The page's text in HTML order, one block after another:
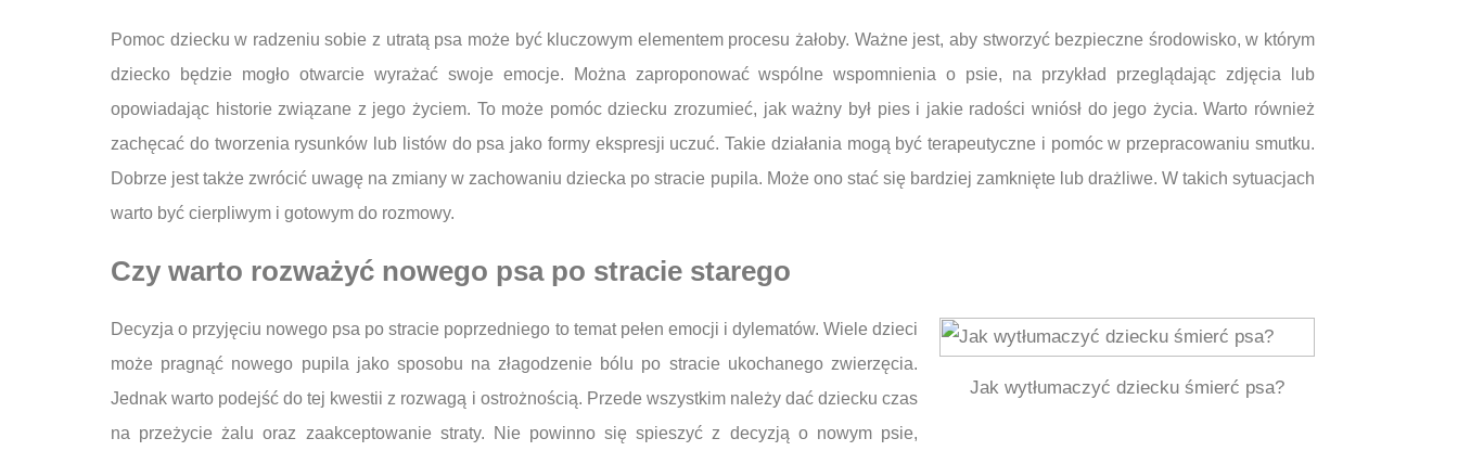
Pomoc dziecku w radzeniu sobie z utratą psa może być kluczowym elementem procesu żałoby. Ważne jest, aby stworzyć bezpieczne środowisko, w którym
dziecko będzie mogło otwarcie wyrażać swoje emocje. Można zaproponować wspólne wspomnienia o psie, na przykład przeglądając zdjęcia lub
opowiadając historie związane z jego życiem. To może pomóc dziecku zrozumieć, jak ważny był pies i jakie radości wniósł do jego życia. Warto również
zachęcać do tworzenia rysunków lub listów do psa jako formy ekspresji uczuć. Takie działania mogą być terapeutyczne i pomóc w przepracowaniu smutku.
Dobrze jest także zwrócić uwagę na zmiany w zachowaniu dziecka po stracie pupila. Może ono stać się bardziej zamknięte lub drażliwe. W takich sytuacjach
warto być cierpliwym i gotowym do rozmowy.
Czy warto rozważyć nowego psa po stracie starego
Jak wytłumaczyć dziecku śmierć psa?
Decyzja o przyjęciu nowego psa po stracie poprzedniego to temat pełen emocji i dylematów. Wiele dzieci
może pragnąć nowego pupila jako sposobu na złagodzenie bólu po stracie ukochanego zwierzęcia.
Jednak warto podejść do tej kwestii z rozwagą i ostrożnością. Przede wszystkim należy dać dziecku czas
na przeżycie żalu oraz zaakceptowanie straty. Nie powinno się spieszyć z decyzją o nowym psie,